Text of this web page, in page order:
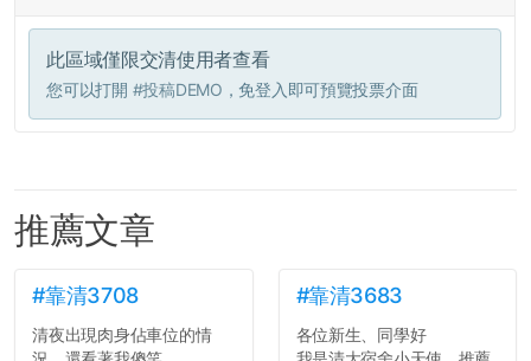
此區域僅限交清使用者查看
您可以打開 #投稿DEMO ，免登入即可預覽投票介面
推薦文章
#靠清3708
清夜出現肉身佔車位的情
#靠清3683
各位新生、同學好